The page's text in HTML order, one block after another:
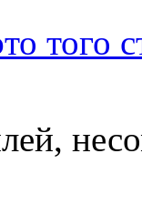
того